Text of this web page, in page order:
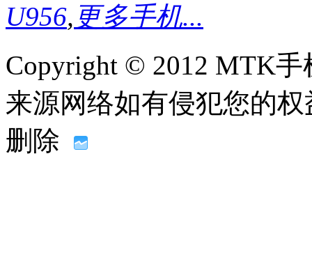
U956, 更多手机...
Copyright © 2012 MTK
来源网络如有侵犯您的
删除